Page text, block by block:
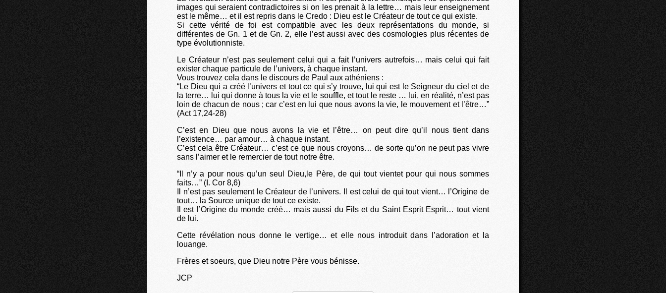
images qui seraient contradictoires si on les prenait à la lettre… mais leur enseignement
est le même… et il est repris dans le Credo : Dieu est le Créateur de tout ce qui existe.
Si cette vérité de foi est compatible avec les deux représentations du monde, si
différentes de Gn. 1 et de Gn. 2, elle l’est aussi avec des cosmologies plus récentes de
type évolutionniste.
Le Créateur n’est pas seulement celui qui a fait l’univers autrefois… mais celui qui fait
exister chaque particule de l’univers, à chaque instant.
Vous trouvez cela dans le discours de Paul aux athéniens :
“Le Dieu qui a créé l’univers et tout ce qui s’y trouve, lui qui est le Seigneur du ciel et de
la terre… lui qui donne à tous la vie et le souffle, et tout le reste … lui, en réalité, n’est pas
loin de chacun de nous ; car c’est en lui que nous avons la vie, le mouvement et l’être…”
(Act 17,24-28)
C’est en Dieu que nous avons la vie et l’être… on peut dire qu’il nous tient dans
l’existence… par amour… à chaque instant.
C’est cela être Créateur… c’est ce que nous croyons… de sorte qu’on ne peut pas vivre
sans l’aimer et le remercier de tout notre être.
“Il n’y a pour nous qu’un seul Dieu,le Père, de qui tout vientet pour qui nous sommes
faits…” (I. Cor 8,6)
Il n’est pas seulement le Créateur de l’univers. Il est celui de qui tout vient… l’Origine de
tout… la Source unique de tout ce existe.
Il est l’Origine du monde créé… mais aussi du Fils et du Saint Esprit Esprit… tout vient
de lui.
Cette révélation nous donne le vertige… et elle nous introduit dans l’adoration et la
louange.
Frères et soeurs, que Dieu notre Père vous bénisse.
JCP